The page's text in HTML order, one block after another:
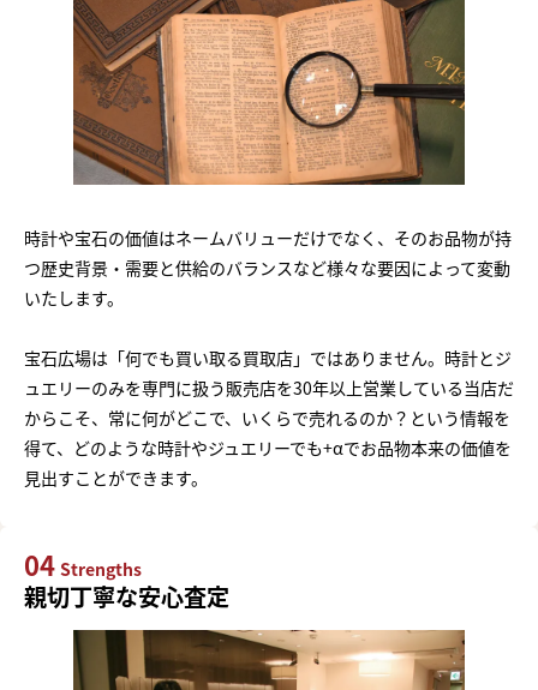
時計や宝石の価値はネームバリューだけでなく、そのお品物が持
つ歴史背景・需要と供給のバランスなど様々な要因によって変動
いたします。
宝石広場は「何でも買い取る買取店」ではありません。時計とジ
ュエリーのみを専門に扱う販売店を30年以上営業している当店だ
からこそ、常に何がどこで、いくらで売れるのか？という情報を
得て、どのような時計やジュエリーでも+αでお品物本来の価値を
見出すことができます。
04 Strengths
親切丁寧な安心査定